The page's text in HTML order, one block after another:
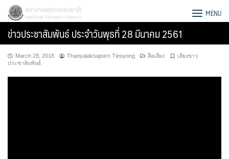
Skip
content
สภาเกษตรกรแห่งชาติ MENU
ข่าวประชาสัมพันธ์ ประจำวันพุธที่ 28 มีนาคม 2561
March 28, 2018 Thanyalaksaporn Tieoyong สื่อเสียง
เสียงข่าว
ประชาสัมพันธ์